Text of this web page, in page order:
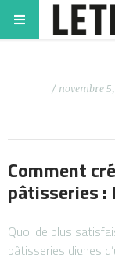
/ novembre
Comment
pâtisseries :
Quoi de plus
pâtisseries dignes